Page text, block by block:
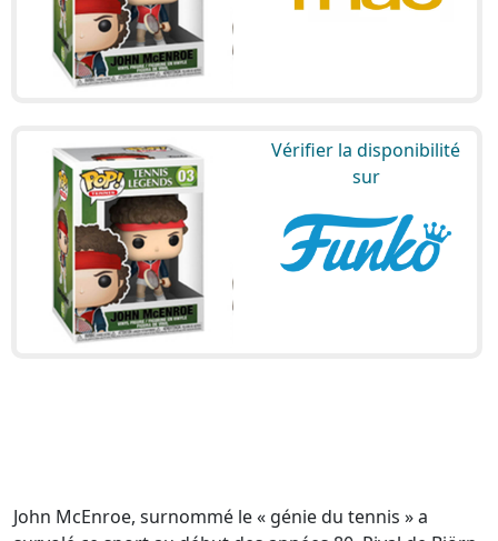
Vérifier la disponibilité
sur
John McEnroe, surnommé le « génie du tennis » a